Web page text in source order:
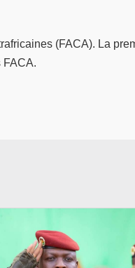
(FACA). La
FACA.